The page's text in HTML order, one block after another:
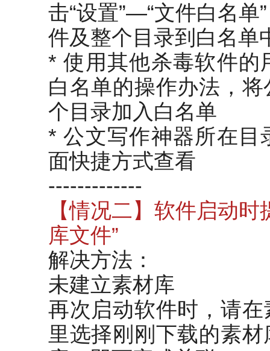
击“设置”—“文件白名单
件及整个目录到白名单
* 使用其他杀毒软件的
白名单的操作办法，
个目录加入白名单
* 公文写作神器所在目
面快捷方式查看
-------------
【情况二】软件启动
库文件”
解决方法：
未建立素材库
再次启动软件时，请
里选择刚刚下载的素